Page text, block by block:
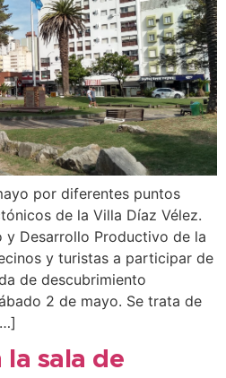
por diferentes puntos
de la Villa Díaz Vélez.
y Desarrollo Productivo de la
y turistas a participar de
de descubrimiento
2 de mayo. Se trata de
la sala de